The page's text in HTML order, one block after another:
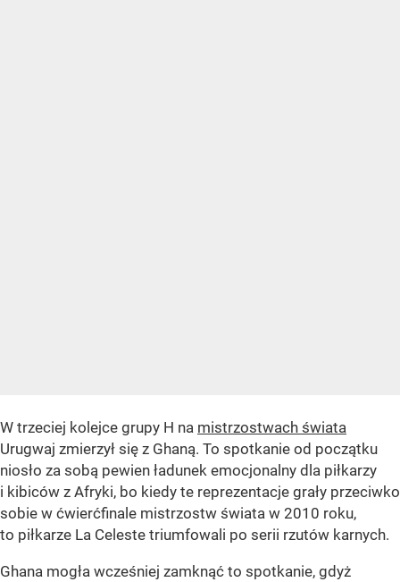
W trzeciej kolejce grupy H na mistrzostwach świata
Urugwaj zmierzył się z Ghaną. To spotkanie od początku
niosło za sobą pewien ładunek emocjonalny dla piłkarzy
i kibiców z Afryki, bo kiedy te reprezentacje grały przeciwko
sobie w ćwierćfinale mistrzostw świata w 2010 roku,
to piłkarze La Celeste triumfowali po serii rzutów karnych.
Ghana mogła wcześniej zamknąć to spotkanie, gdyż